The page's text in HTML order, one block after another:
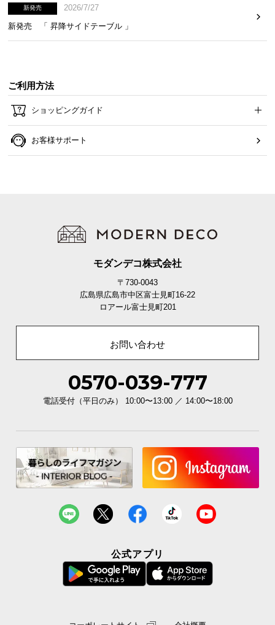
カラーバリエーション
新発売
2026/7/27
新発売 「 昇降サイドテーブル 」
ご利用方法
ショッピングガイド
お客様サポート
モダンデコ株式会社
〒730-0043
広島県広島市中区富士見町16-22
ロアール富士見町201
お問い合わせ
0570-039-777
電話受付（平日のみ） 10:00〜13:00 ／ 14:00〜18:00
公式アプリ